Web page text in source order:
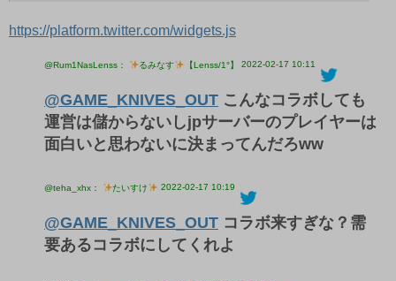
https://platform.twitter.com/widgets.js
@Rum1NasLenss： るみなす 【Lenss/1°】 2022-02-17 10:11
@GAME_KNIVES_OUT こんなコラボしても
運営は儲からないしjpサーバーのプレイヤーは
面白いと思わないに決まってんだろww
@teha_xhx： たいすけ 2022-02-17 10:19
@GAME_KNIVES_OUT コラボ来すぎな？需
要あるコラボにしてくれよ